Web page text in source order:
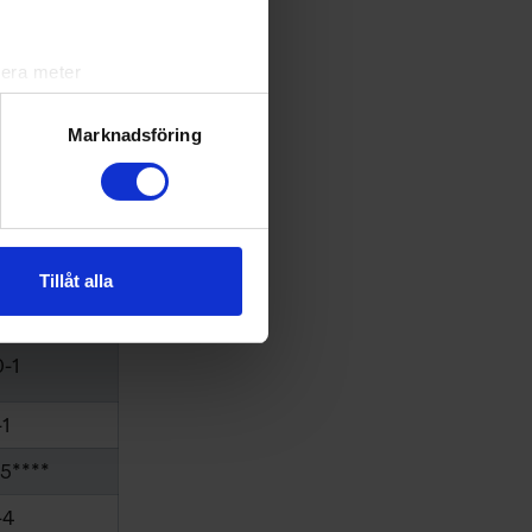
meter
. Du kan ändra
information från din enhet
kombinera informationen
Marknadsföring
Tillåt alla
1